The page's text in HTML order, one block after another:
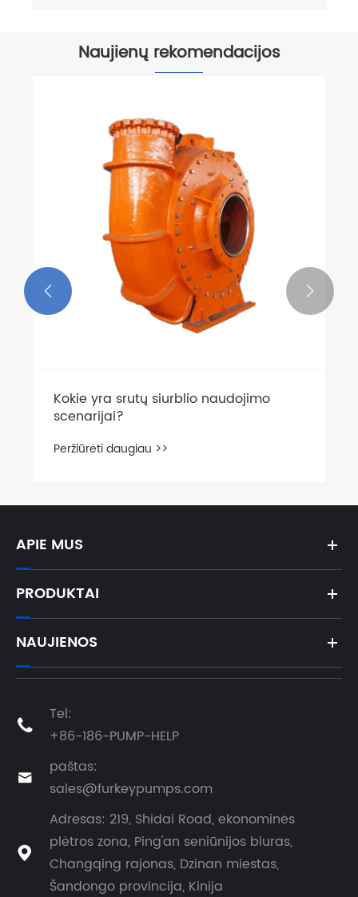
Naujienų rekomendacijos
Kokie yra srutų siurblio naudojimo
scenarijai?
Peržiūrėti daugiau >>
 
APIE MUS
PRODUKTAI
NAUJIENOS

Tel:
+86-186-PUMP-HELP

paštas:
sales@furkeypumps.com

Adresas: 219, Shidai Road, ekonominės
plėtros zona, Ping'an seniūnijos biuras,
Changqing rajonas, Dzinan miestas,
Šandongo provincija, Kinija